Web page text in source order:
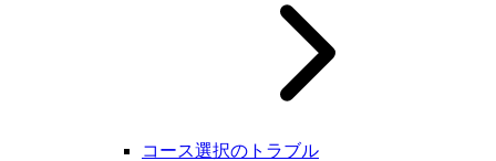
コース選択のトラブル